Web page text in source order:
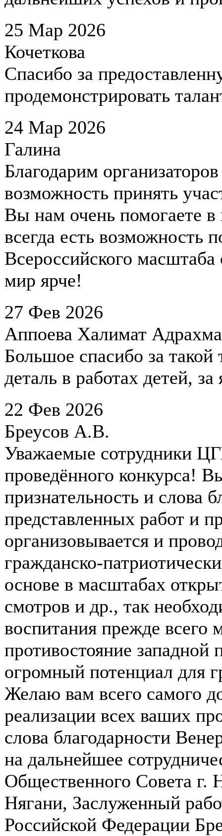
25 Мар 2026
Кочеткова
Спасибо за
продемонстрировать
24 Мар 2026
Галина
Благодарим
возможность принять
Вы нам очень помогаете
всегда есть возможность
Всероссийского масштаба
мир ярче!
27 Фев 2026
Аппоева Халимат
Большое спасибо за
деталь в работах детей,
22 Фев 2026
Бреусов А.В.
Уважаемые сотрудники
проведённого конкурса!
признательность и слова
представленных работ и
организовывается и
гражданско-
основе в масштабах
смотров и др., так
воспитания прежде всего
противостояние западной
огромный потенциал для
Желаю вам всего самого
реализации всех ваших
слова благодарности
на дальнейшее
Общественного Совета г.
Нягани, Заслуженный
Российской Федерации